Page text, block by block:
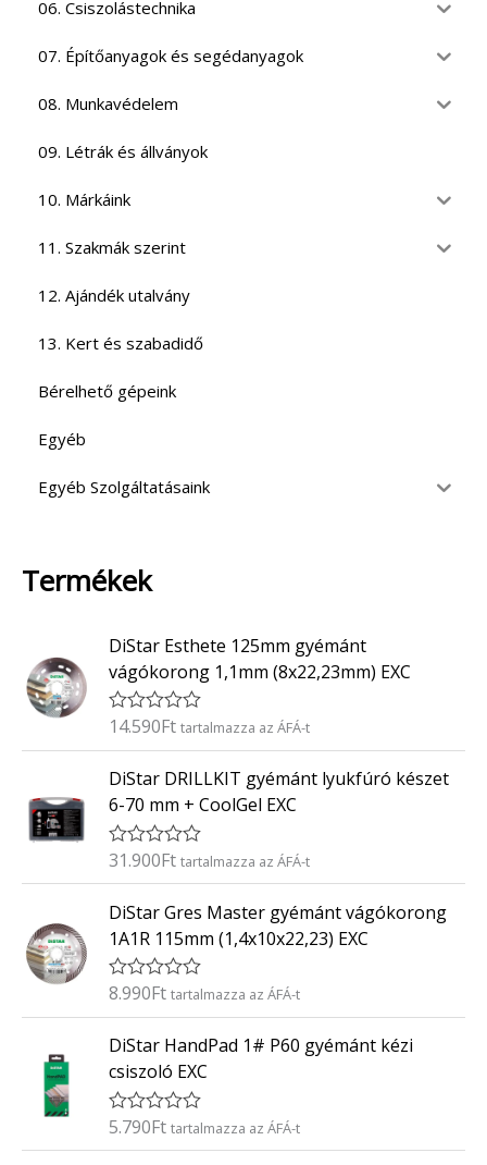
06. Csiszolástechnika
07. Építőanyagok és segédanyagok
08. Munkavédelem
09. Létrák és állványok
10. Márkáink
11. Szakmák szerint
12. Ajándék utalvány
13. Kert és szabadidő
Bérelhető gépeink
Egyéb
Egyéb Szolgáltatásaink
Termékek
DiStar Esthete 125mm gyémánt
vágókorong 1,1mm (8x22,23mm) EXC
É
é
k
e
l
é
s
:
/
5
14.590Ft tartalmazza az ÁFÁ-t
DiStar DRILLKIT gyémánt lyukfúró készet
6-70 mm + CoolGel EXC
É
é
k
e
l
s
:
/
5
31.900Ft tartalmazza az ÁFÁ-t
DiStar Gres Master gyémánt vágókorong
1A1R 115mm (1,4x10x22,23) EXC
É
é
e
l
é
s
:
8.990Ft tartalmazza az ÁFÁ-t
DiStar HandPad 1# P60 gyémánt kézi
csiszoló EXC
É
5.790Ft tartalmazza az ÁFÁ-t